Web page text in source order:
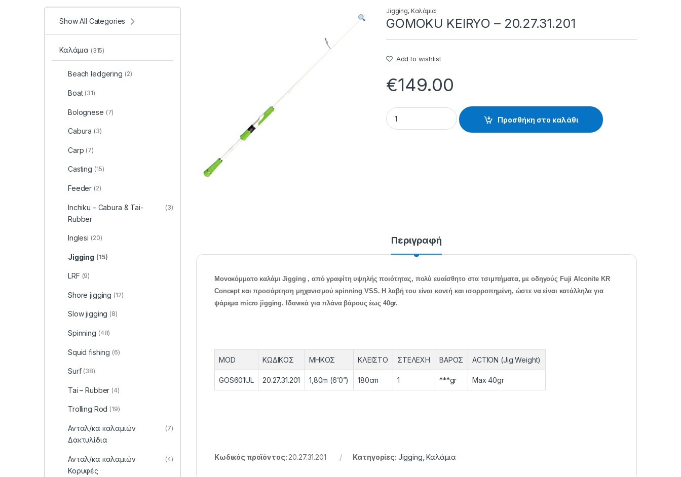
Jigging, Καλάμια
GOMOKU KEIRYO – 20.27.31.201
Add to wishlist
€149.00
GOMOKU KEIRYO - 20.27.31.201 quantity
Προσθήκη στο καλάθι
Περιγραφή
Μονοκόμματο καλάμι Jigging , από γραφίτη υψηλής ποιότητας, πολύ ευαίσθητο στα τσιμπήματα, με οδηγούς Fuji Alconite KR
Concept και προσάρτηση μηχανισμού spinning VSS. Η λαβή του είναι κοντή και ισορροπημένη, ώστε να είναι κατάλληλα για
ψάρεμα micro jigging. Ιδανικά για πλάνα βάρους έως 40gr.
MOD ΚΩΔΙΚΟΣ ΜΗΚΟΣ ΚΛΕΙΣΤΟ ΣΤΕΛΕΧΗ ΒΑΡΟΣ ACTION (Jig Weight)
GOS601UL 20.27.31.201 1,80m (6’0”) 180cm 1 ***gr Max 40gr
Κωδικός προϊόντος: 20.27.31.201 Κατηγορίες: Jigging ,Καλάμια
Show All Categories
Καλάμια (315)
Beach ledgering (2)
Boat (31)
Bolognese (7)
Cabura (3)
Carp (7)
Casting (15)
Feeder (2)
Inchiku – Cabura & Tai-
Rubber
(3)
Inglesi (20)
Jigging (15)
LRF (9)
Shore jigging (12)
Slow jigging (8)
Spinning (48)
Squid fishing (6)
Surf (38)
Tai – Rubber (4)
Trolling Rod (19)
Ανταλ/κα καλαμιών
Δακτυλίδια
(7)
Ανταλ/κα καλαμιών
Κορυφές
(4)